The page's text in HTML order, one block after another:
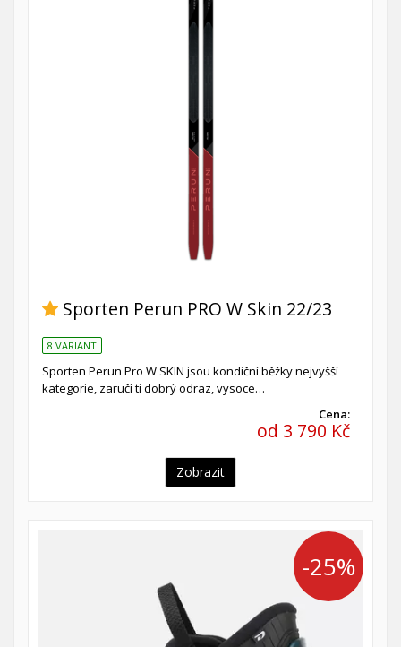
Sporten Perun PRO W Skin 22/23
8 VARIANT
Sporten Perun Pro W SKIN jsou kondiční běžky nejvyšší
kategorie, zaručí ti dobrý odraz, vysoce…
Cena:
od 3 790 Kč
Zobrazit
-25%